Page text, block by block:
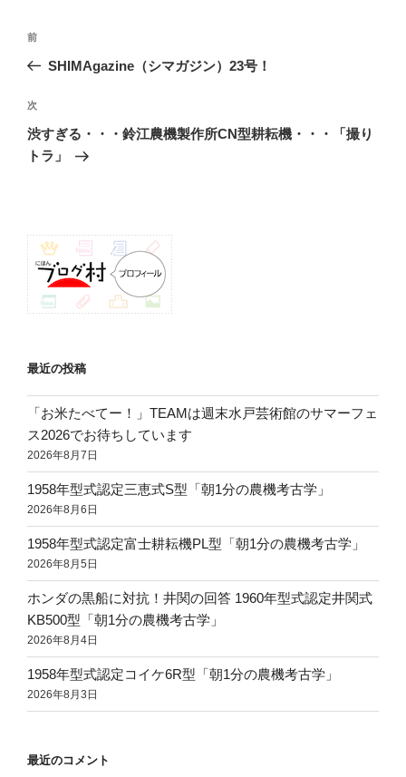
投
ビ
ゲ
ー
ン
前
の
稿
前
SHIMAgazine（シマガジン）23号！
次
の
投
次
渋すぎる・・・鈴江農機製作所CN型耕耘機・・・「撮り
トラ」
最近の投稿
「お米たべてー！」TEAMは週末水戸芸術館のサマーフェ
ス2026でお待ちしています
2026年8月7日
1958年型式認定三恵式S型「朝1分の農機考古学」
2026年8月6日
1958年型式認定富士耕耘機PL型「朝1分の農機考古学」
2026年8月5日
ホンダの黒船に対抗！井関の回答 1960年型式認定井関式
KB500型「朝1分の農機考古学」
2026年8月4日
1958年型式認定コイケ6R型「朝1分の農機考古学」
2026年8月3日
最近のコメント